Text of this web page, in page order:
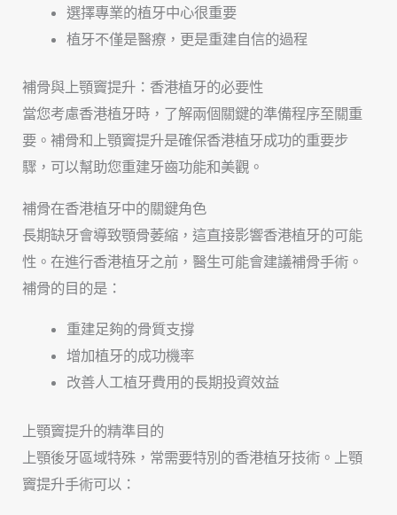
選擇專業的植牙中心很重要
植牙不僅是醫療，更是重建自信的過程
補骨與上顎竇提升：香港植牙的必要性
當您考慮香港植牙時，了解兩個關鍵的準備程序至關重
要。補骨和上顎竇提升是確保香港植牙成功的重要步
驟，可以幫助您重建牙齒功能和美觀。
補骨在香港植牙中的關鍵角色
長期缺牙會導致顎骨萎縮，這直接影響香港植牙的可能
性。在進行香港植牙之前，醫生可能會建議補骨手術。
補骨的目的是：
重建足夠的骨質支撐
增加植牙的成功機率
改善人工植牙費用的長期投資效益
上顎竇提升的精準目的
上顎後牙區域特殊，常需要特別的香港植牙技術。上顎
竇提升手術可以：